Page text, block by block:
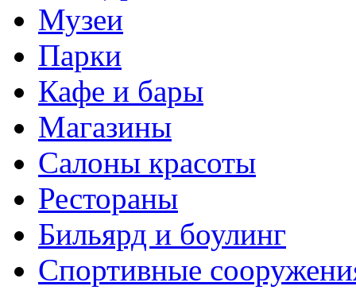
Музеи
Парки
Кафе и бары
Магазины
Салоны красоты
Рестораны
Бильярд и боулинг
Спортивные